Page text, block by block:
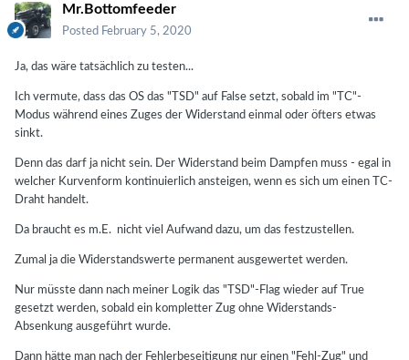
Mr.Bottomfeeder
Posted February 5, 2020
Ja, das wäre tatsächlich zu testen...
Ich vermute, dass das OS das "TSD" auf False setzt, sobald im "TC"-
Modus während eines Zuges der Widerstand einmal oder öfters etwas
sinkt.
Denn das darf ja nicht sein. Der Widerstand beim Dampfen muss - egal in
welcher Kurvenform kontinuierlich ansteigen, wenn es sich um einen TC-
Draht handelt.
Da braucht es m.E. nicht viel Aufwand dazu, um das festzustellen.
Zumal ja die Widerstandswerte permanent ausgewertet werden.
Nur müsste dann nach meiner Logik das "TSD"-Flag wieder auf True
gesetzt werden, sobald ein kompletter Zug ohne Widerstands-
Absenkung ausgeführt wurde.
Dann hätte man nach der Fehlerbeseitigung nur einen "Fehl-Zug" und